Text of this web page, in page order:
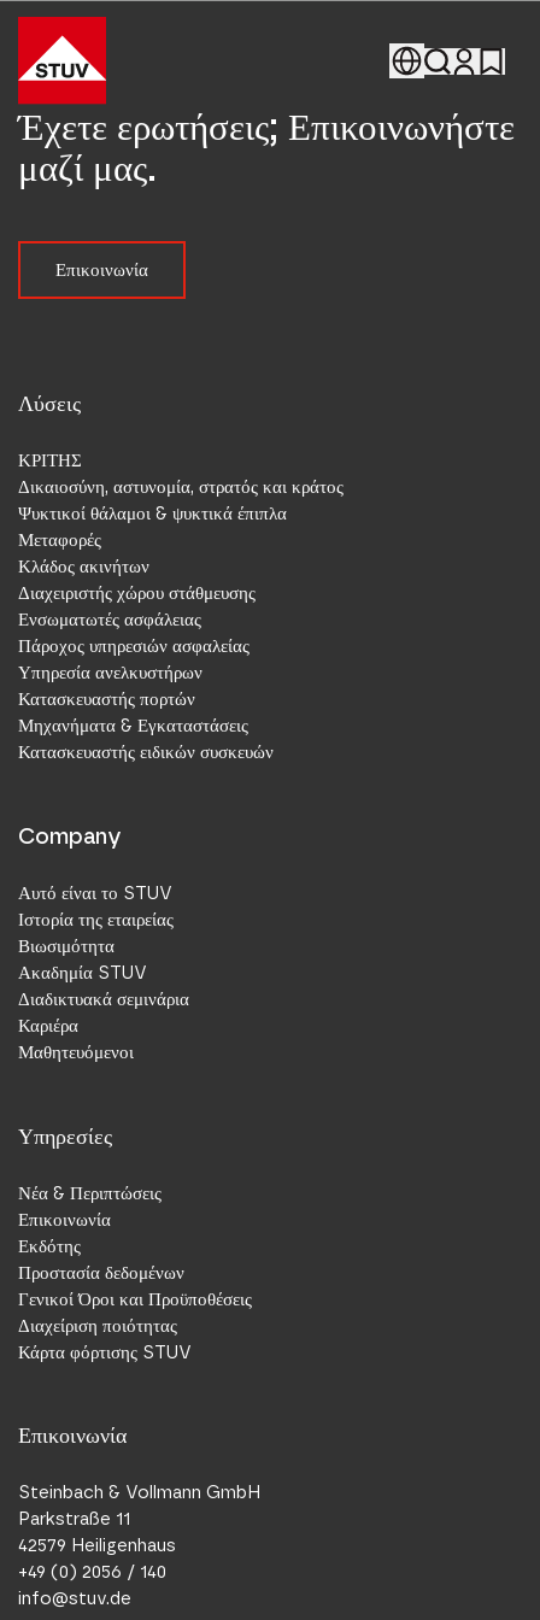
Go To the Homepage
Έχετε ερωτήσεις; Επικοινωνήστε
μαζί μας.
Επικοινωνία
Λύσεις
ΚΡΙΤΗΣ
Δικαιοσύνη, αστυνομία, στρατός και κράτος
Ψυκτικοί θάλαμοι & ψυκτικά έπιπλα
Μεταφορές
Κλάδος ακινήτων
Διαχειριστής χώρου στάθμευσης
Ενσωματωτές ασφάλειας
Πάροχος υπηρεσιών ασφαλείας
Υπηρεσία ανελκυστήρων
Κατασκευαστής πορτών
Μηχανήματα & Εγκαταστάσεις
Κατασκευαστής ειδικών συσκευών
Company
Αυτό είναι το STUV
Ιστορία της εταιρείας
Βιωσιμότητα
Ακαδημία STUV
Διαδικτυακά σεμινάρια
Καριέρα
Μαθητευόμενοι
Υπηρεσίες
Νέα & Περιπτώσεις
Επικοινωνία
Εκδότης
Προστασία δεδομένων
Γενικοί Όροι και Προϋποθέσεις
Διαχείριση ποιότητας
Κάρτα φόρτισης STUV
Επικοινωνία
Steinbach & Vollmann GmbH
Parkstraße 11
42579 Heiligenhaus
+49 (0) 2056 / 140
info@stuv.de